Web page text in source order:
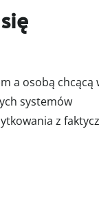
a osobą chcącą
systemów
z